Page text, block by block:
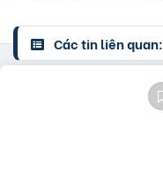
Các tin liên quan: